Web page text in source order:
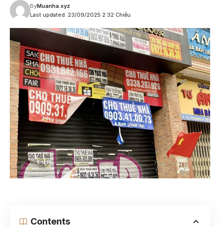
Last updated: 23/09/2025 2:32 Chiều
ByMuanha.xyz
Contents